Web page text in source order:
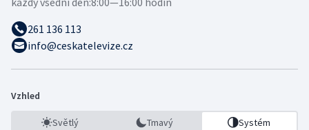
261 136 113
info@ceskatelevize.cz
Vzhled
Světlý Tmavý Systém